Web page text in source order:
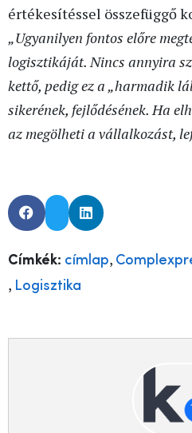
értékesítéssel összefüggő
„Ugyanilyen fontos előre
logisztikáját. Nincs annyira
kettő, pedig ez a „harmadik
sikerének, fejlődésének. Ha
az megölheti a vállalkozást,
Címkék: címlap,
, Logisztika